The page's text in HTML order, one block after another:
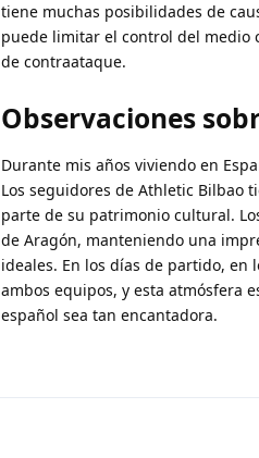
tiene muchas posibilidades de
puede limitar el control del medio
de contraataque.
Observaciones
Durante mis años viviendo en
Los seguidores de Athletic Bilbao
parte de su patrimonio cultural.
de Aragón, manteniendo una
ideales. En los días de partido, en
ambos equipos, y esta atmósfera
español sea tan encantadora.